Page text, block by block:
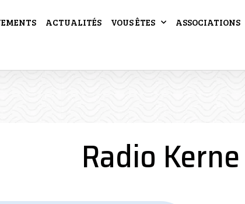
ACTUALITÉS VOUS ÊTES ASSOCIATIONS
Radio Kerne